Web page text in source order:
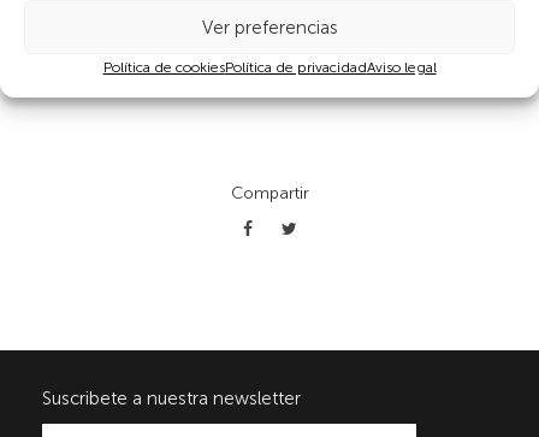
Ver preferencias
Política de cookiesPolítica de privacidadAviso legal
mundo al conocimiento.
Compartir
Suscribete a nuestra newsletter